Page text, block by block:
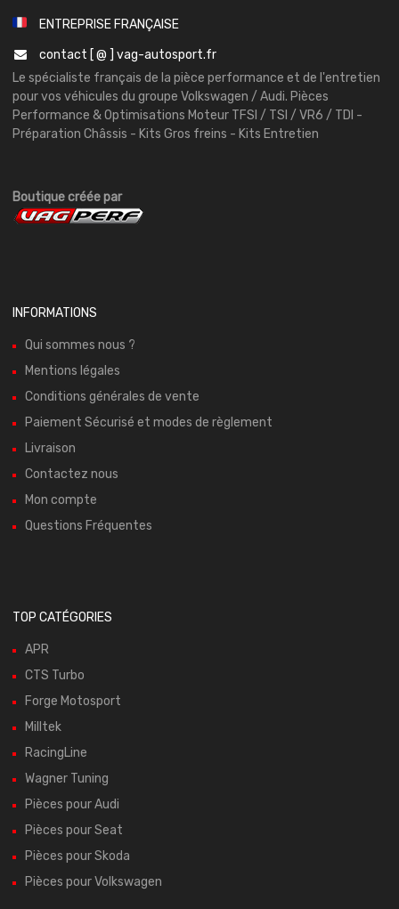
ENTREPRISE FRANÇAISE
contact [ @ ] vag-autosport.fr
Le spécialiste français de la pièce performance et de l'entretien
pour vos véhicules du groupe Volkswagen / Audi. Pièces
Performance & Optimisations Moteur TFSI / TSI / VR6 / TDI -
Préparation Châssis - Kits Gros freins - Kits Entretien
Boutique créée par
INFORMATIONS
Qui sommes nous ?
Mentions légales
Conditions générales de vente
Paiement Sécurisé et modes de règlement
Livraison
Contactez nous
Mon compte
Questions Fréquentes
TOP CATÉGORIES
APR
CTS Turbo
Forge Motosport
Milltek
RacingLine
Wagner Tuning
Pièces pour Audi
Pièces pour Seat
Pièces pour Skoda
Pièces pour Volkswagen